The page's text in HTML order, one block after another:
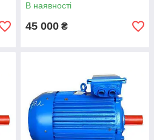
В наявності
45 000 ₴